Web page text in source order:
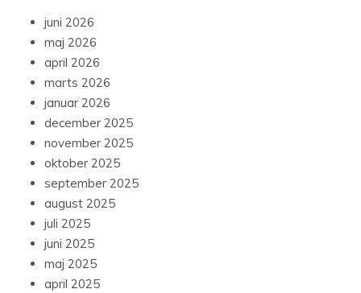
juni 2026
maj 2026
april 2026
marts 2026
januar 2026
december 2025
november 2025
oktober 2025
september 2025
august 2025
juli 2025
juni 2025
maj 2025
april 2025